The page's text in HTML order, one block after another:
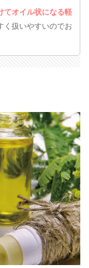
てオイル状になる軽
く扱いやすいのでお